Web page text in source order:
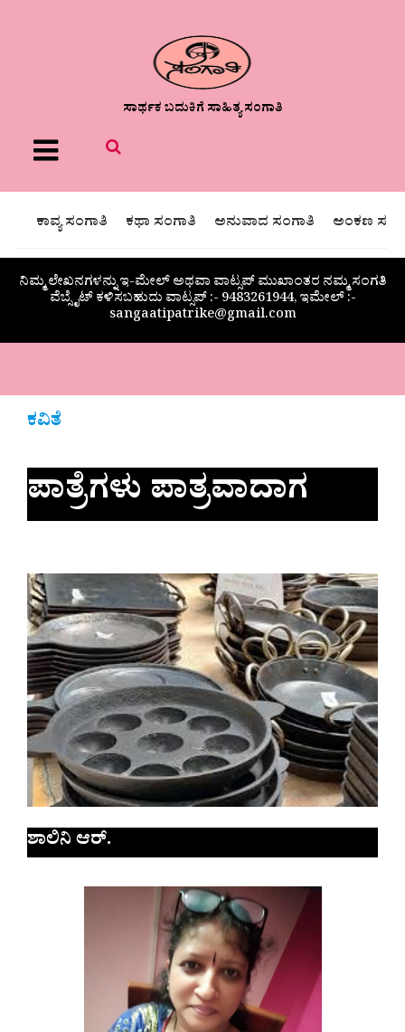
ಸಾರ್ಥಕ ಬದುಕಿಗೆ ಸಾಹಿತ್ಯ ಸಂಗಾತಿ
Menu
ಕಾವ್ಯ ಸಂಗಾತಿ ಕಥಾ ಸಂಗಾತಿ ಅನುವಾದ ಸಂಗಾತಿ ಅಂಕಣ
ನಿಮ್ಮ ಲೇಖನಗಳನ್ನು ಇ-ಮೇಲ್ ಅಥವಾ ವಾಟ್ಸಪ್ ಮುಖಾಂತರ ನಮ್ಮ ಸಂಗತಿ
ವೆಬ್ಸೈಟ್ ಕಳಿಸಬಹುದು ವಾಟ್ಸಪ್‌ :- 9483261944, ಇಮೇಲ್ :-
sangaatipatrike@gmail.com
ಕವಿತೆ
ಪಾತ್ರೆಗಳು ಪಾತ್ರವಾದಾಗ
ಶಾಲಿನಿ ಆರ್.